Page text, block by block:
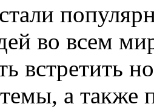
во всем
встретить
а также